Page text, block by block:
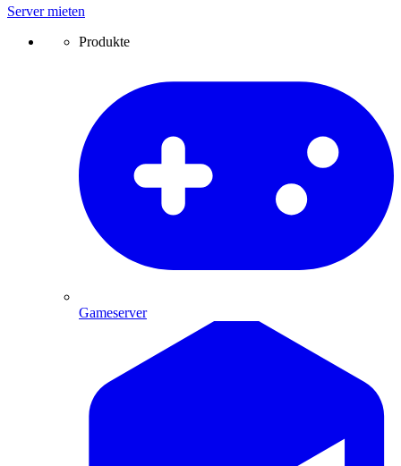
Server mieten
Produkte
Gameserver